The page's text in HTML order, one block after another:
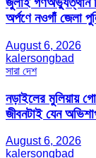
অর্পণে নওগাঁ জেলা
August 6, 2026
kalersongbad
সারা দেশ
নড়াইলের মুলিয়ায়
জীবনটাই যেন
August 6, 2026
kalersongbad